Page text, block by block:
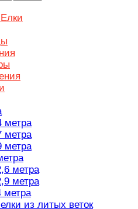
метра
метра
метра
метра
метра
метра
из литых веток